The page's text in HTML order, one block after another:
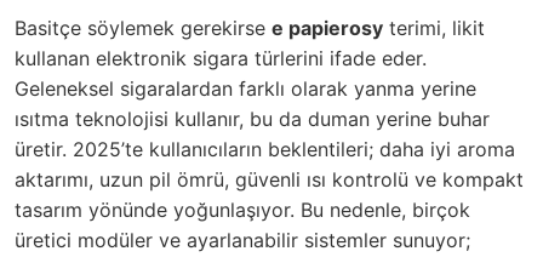
Basitçe söylemek gerekirse e papierosy terimi, likit
kullanan elektronik sigara türlerini ifade eder.
Geleneksel sigaralardan farklı olarak yanma yerine
ısıtma teknolojisi kullanır, bu da duman yerine buhar
üretir. 2025’te kullanıcıların beklentileri; daha iyi aroma
aktarımı, uzun pil ömrü, güvenli ısı kontrolü ve kompakt
tasarım yönünde yoğunlaşıyor. Bu nedenle, birçok
üretici modüler ve ayarlanabilir sistemler sunuyor;